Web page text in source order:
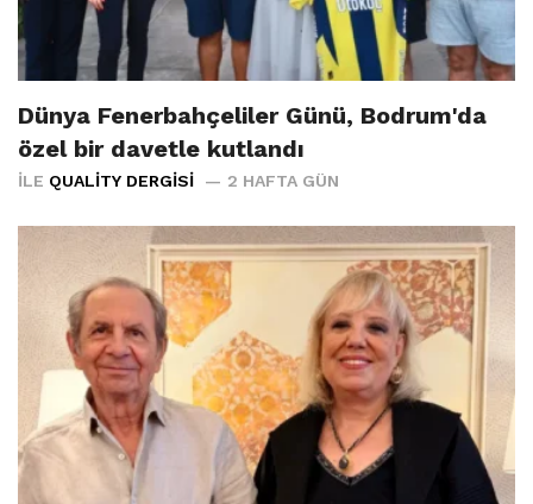
Dünya Fenerbahçeliler Günü, Bodrum'da
özel bir davetle kutlandı
İLE QUALITY DERGISI 2 HAFTA GÜN